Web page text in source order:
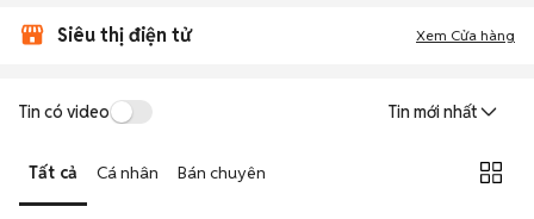
Siêu thị điện tử Xem Cửa hàng
Tin có video Tin mới nhất
Tất cả Cá nhân Bán chuyên